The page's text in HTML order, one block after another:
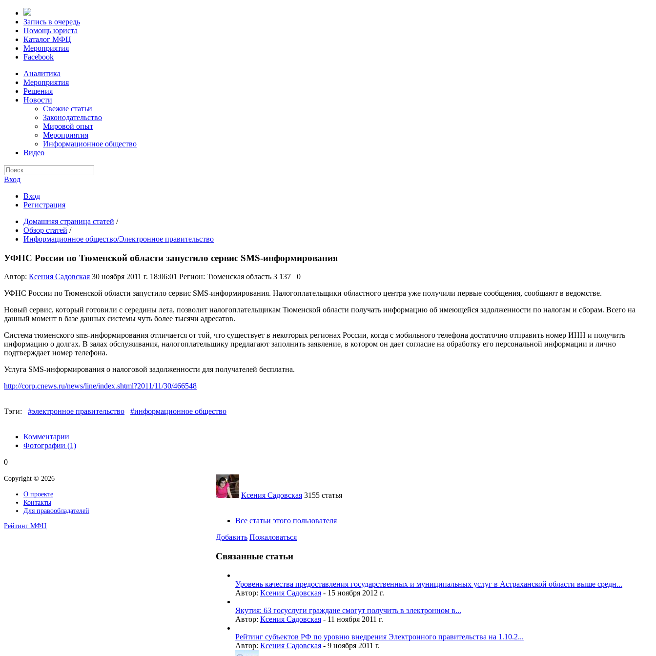
Запись в очередь
Помощь юриста
Каталог МФЦ
Мероприятия
Facebook
Аналитика
Мероприятия
Решения
Новости
Свежие статьи
Законодательство
Мировой опыт
Мероприятия
Информационное общество
Видео
Вход
Вход
Регистрация
Домашняя страница статей /
Обзор статей /
Информационное общество/Электронное правительство
УФНС России по Тюменской области запустило сервис SMS-информирования
Автор: Ксения Садовская 30 ноября 2011 г. 18:06:01 Регион: Тюменская область 3 137 0
УФНС России по Тюменской области запустило сервис SMS-информирования. Налогоплательщики областного центра уже получили первые сообщения, сообщают в ведомстве.
Новый сервис, который готовили с середины лета, позволит налогоплательщикам Тюменской области получать информацию об имеющейся задолженности по налогам и сборам. Всего на
данный момент в базе данных системы чуть более тысячи адресатов.
Система тюменского sms-информирования отличается от той, что существует в некоторых регионах России, когда с мобильного телефона достаточно отправить номер ИНН и получить
информацию о долгах. В залах обслуживания, налогоплательщику предлагают заполнить заявление, в котором он дает согласие на обработку его персональной информации и лично
подтверждает номер телефона.
Услуга SMS-информирования о налоговой задолженности для получателей бесплатна.
http://corp.cnews.ru/news/line/index.shtml?2011/11/30/466548
Тэги: #электронное правительство #информационное общество
Комментарии
Фотографии (1)
0
Ксения Садовская 3155 статья
Все статьи этого пользователя
Добавить Пожаловаться
Связанные статьи
Уровень качества предоставления государственных и муниципальных услуг в Астраханской области выше средн...
Автор: Ксения Садовская - 15 ноября 2012 г.
Якутия: 63 госуслуги граждане смогут получить в электронном в...
Автор: Ксения Садовская - 11 ноября 2011 г.
Рейтинг субъектов РФ по уровню внедрения Электронного правительства на 1.10.2...
Автор: Ксения Садовская - 9 ноября 2011 г.
Copyright © 2026
О проекте
Контакты
Для правообладателей
Рейтинг МФЦ